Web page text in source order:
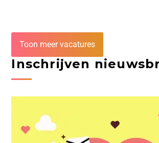
Toon meer vacatures
Inschrijven